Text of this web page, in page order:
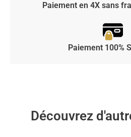
Paiement en 4X sans
Paiement 100%
Découvrez